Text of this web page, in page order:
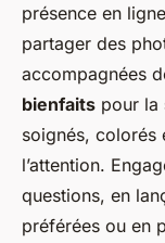
présence en
partager des
accompagnées
bienfaits pour la
soignés, colorés
l’attention.
questions, en
préférées ou en